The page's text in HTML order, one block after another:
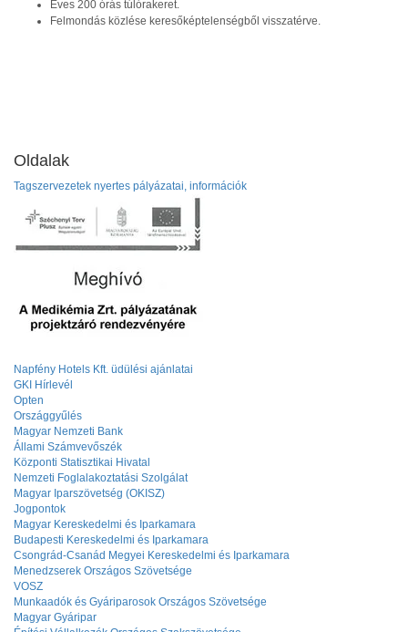
Éves 200 órás túlórakeret.
Felmondás közlése keresőképtelenségből visszatérve.
Oldalak
Tagszervezetek nyertes pályázatai, információk
Napfény Hotels Kft. üdülési ajánlatai
GKI Hírlevél
Opten
Országgyűlés
Magyar Nemzeti Bank
Állami Számvevőszék
Központi Statisztikai Hivatal
Nemzeti Foglalakoztatási Szolgálat
Magyar Iparszövetség (OKISZ)
Jogpontok
Magyar Kereskedelmi és Iparkamara
Budapesti Kereskedelmi és Iparkamara
Csongrád-Csanád Megyei Kereskedelmi és Iparkamara
Menedzserek Országos Szövetsége
VOSZ
Munkaadók és Gyáriparosok Országos Szövetsége
Magyar Gyáripar